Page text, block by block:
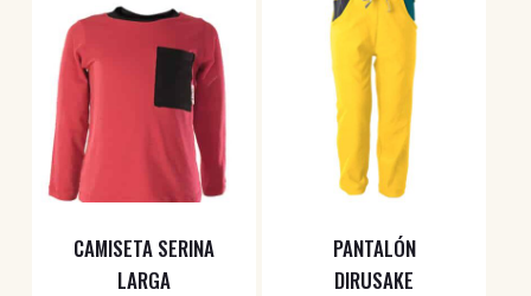
CAMISETA SERINA
LARGA
PANTALÓN
DIRUSAKE